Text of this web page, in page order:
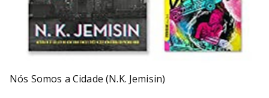
Nós Somos a Cidade (N.K. Jemisin)